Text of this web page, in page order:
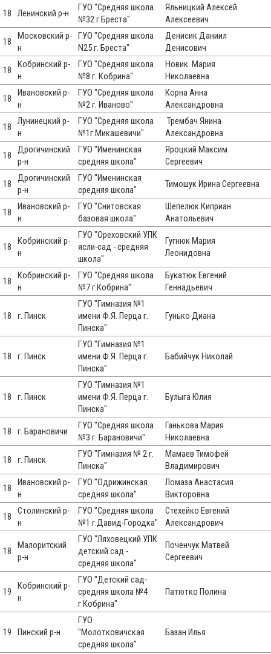
18 Ленинский р-н
ГУО "Средняя школа
№32 г.Бреста"
Яльницкий Алексей
Алексеевич
18
Московский р-
н
ГУО "Средняя школа
N25 г. Бреста"
Денисик Даниил
Денисович
18
Кобринский р-
н
ГУО "Средняя школа
№8 г. Кобрина"
Новик Мария
Николаевна
18
Ивановский р-
н
ГУО "Средняя школа
№2 г. Иваново"
Корна Анна
Александровна
18
Лунинецкий р-
н
ГУО "Средняя школа
№1г.Микашевичи"
Трембач Янина
Александровна
18
Дрогичинский
р-н
ГУО "Именинская
средняя школа"
Яроцкий Максим
Сергеевич
18
Дрогичинский
р-н
ГУО "Именинская
средняя школа"
Тимошук Ирина Сергеевна
18
Ивановский р-
н
ГУО "Снитовская
базовая школа"
Шепелюк Киприан
Анатольевич
18
Кобринский р-
н
ГУО "Ореховский УПК
ясли-сад - средняя
школа"
Гугнюк Мария
Леонидовна
18
Кобринский р-
н
ГУО "Средняя школа
№7 г.Кобрина"
Букатюк Евгений
Геннадьевич
18 г. Пинск
ГУО "Гимназия №1
имени Ф.Я. Перца г.
Пинска"
Гунько Диана
18 г. Пинск
ГУО "Гимназия №1
имени Ф.Я. Перца г.
Пинска"
Бабийчук Николай
18 г. Пинск
ГУО "Гимназия №1
имени Ф.Я. Перца г.
Пинска"
Булыга Юлия
18 г. Барановичи
ГУО "Средняя школа
№3 г. Барановичи"
Ганькова Мария
Николаевна
18 г. Пинск
ГУО "Гимназия № 2 г.
Пинска"
Мамаев Тимофей
Владимирович
18
Ивановский р-
н
ГУО "Одрижинская
средняя школа"
Ломаза Анастасия
Викторовна
18
Столинский р-
н
ГУО "Средняя школа
№1 г.Давид-Городка"
Стехейко Евгений
Александрович
18
Малоритский
р-н
ГУО "Ляховецкий УПК
детский сад -
средняя школа"
Поченчук Матвей
Сергеевич
19
Кобринский р-
н
ГУО "Детский сад-
средняя школа №4
г.Кобрина"
Патютко Полина
19 Пинский р-н
ГУО
"Молотковичская
средняя школа"
Базан Илья